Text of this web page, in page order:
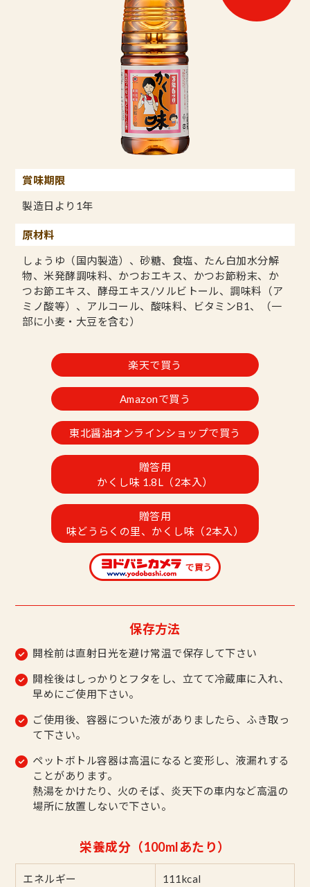
賞味期限
製造日より1年
原材料
しょうゆ（国内製造）、砂糖、食塩、たん白加水分解
物、米発酵調味料、かつおエキス、かつお節粉末、か
つお節エキス、酵母エキス/ソルビトール、調味料（ア
ミノ酸等）、アルコール、酸味料、ビタミンB1、（一
部に小麦・大豆を含む）
楽天で買う
Amazonで買う
東北醤油オンラインショップで買う
贈答用
かくし味 1.8L（2本入）
贈答用
味どうらくの里、かくし味（2本入）
保存方法
開栓前は直射日光を避け常温で保存して下さい
開栓後はしっかりとフタをし、立てて冷蔵庫に入れ、
早めにご使用下さい。
ご使用後、容器についた液がありましたら、ふき取っ
て下さい。
ペットボトル容器は高温になると変形し、液漏れする
ことがあります。
熱湯をかけたり、火のそば、炎天下の車内など高温の
場所に放置しないで下さい。
栄養成分（100mlあたり）
エネルギー 111kcal